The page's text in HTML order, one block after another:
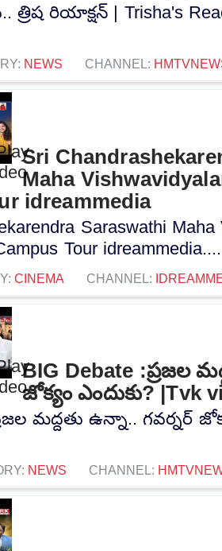
రియాక్షన్ | Trisha's
NEWS CHANNEL:
Sri
Maha
idreammedia
Saraswathi
Tour
CINEMA CHANNEL:
BIG Debate :ప్రజల
జోక్యం ఎందుకు? |Tvk
మద్దతు ఉన్నా.. గవర్నర్
NEWS CHANNEL: